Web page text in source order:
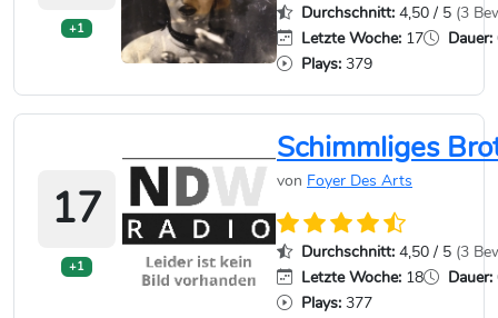
+1
Durchschnitt: 4,50 / 5 (3
Letzte Woche: 17 Dauer:
Plays: 379
17
+1
Schimmliges
von Foyer Des Arts
Durchschnitt: 4,50 / 5 (3
Letzte Woche: 18 Dauer:
Plays: 377